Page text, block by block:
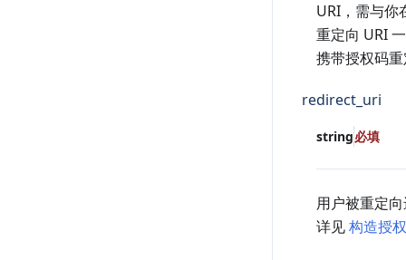
URI，需与你
重定向 URI
携带授权码
redirect_uri
string必填
用户被重定
详见构造授